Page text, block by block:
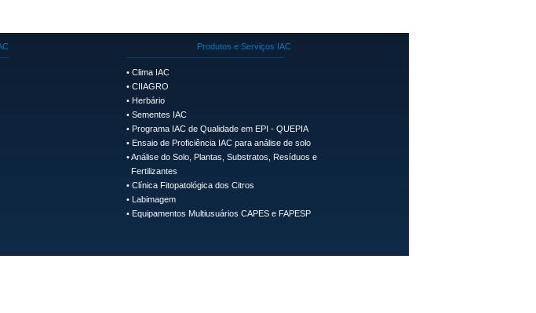
Produtos e Serviços IAC
• Clima IAC
• CIIAGRO
• Herbário
• Sementes IAC
• Programa IAC de Qualidade em EPI - QUEPIA
• Ensaio de Proficiência IAC para análise de solo
•Análise do Solo, Plantas, Substratos, Resíduos e
Fertilizantes
• Clínica Fitopatológica dos Citros
• Labimagem
• Equipamentos Multiusuários CAPES e FAPESP